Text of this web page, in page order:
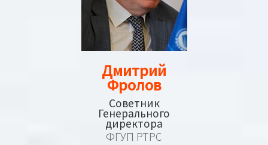
Дмитрий
Фролов
Советник
Генерального
директора
ФГУП РТРС